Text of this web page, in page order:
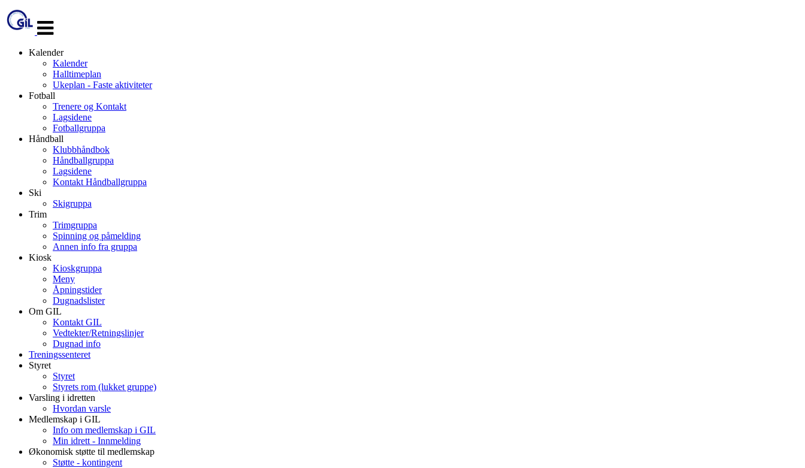
navigasjon
Kalender
Kalender
Halltimeplan
Ukeplan - Faste aktiviteter
Fotball
Trenere og Kontakt
Lagsidene
Fotballgruppa
Håndball
Klubbhåndbok
Håndballgruppa
Lagsidene
Kontakt Håndballgruppa
Ski
Skigruppa
Trim
Trimgruppa
Spinning og påmelding
Annen info fra gruppa
Kiosk
Kioskgruppa
Meny
Åpningstider
Dugnadslister
Om GIL
Kontakt GIL
Vedtekter/Retningslinjer
Dugnad info
Treningssenteret
Styret
Styret
Styrets rom (lukket gruppe)
Varsling i idretten
Hvordan varsle
Medlemskap i GIL
Info om medlemskap i GIL
Min idrett - Innmelding
Økonomisk støtte til medlemskap
Støtte - kontingent